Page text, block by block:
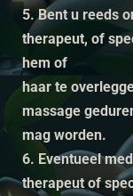
5. Bent u reeds
therapeut, of
hem of
haar te
massage
mag worden.
6. Eventueel
therapeut of